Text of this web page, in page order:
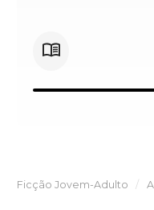
Ficção Jovem-Adulto